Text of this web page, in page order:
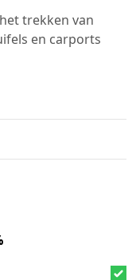
trekken van
en carports